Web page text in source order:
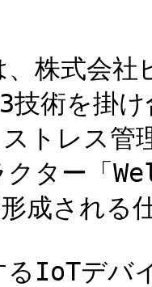
株式会
技術を掛
トレス
ター「
成される
るIoTデバ